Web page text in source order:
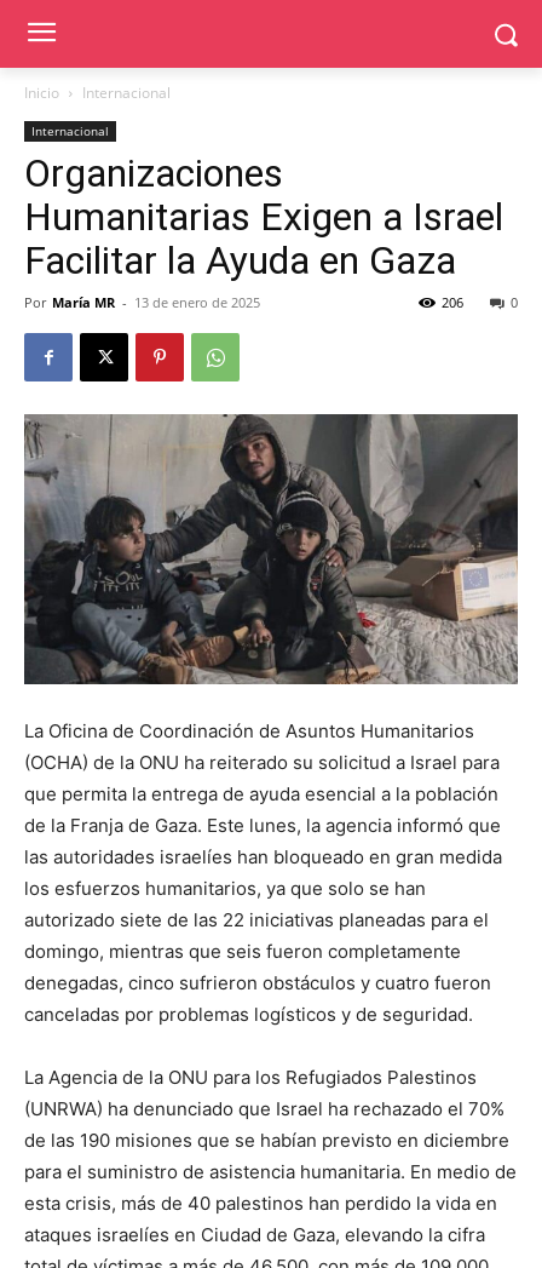
Inicio Internacional
Internacional
Organizaciones
Humanitarias Exigen a Israel
Facilitar la Ayuda en Gaza
Por María MR - 13 de enero de 2025 0
206
La Oficina de Coordinación de Asuntos Humanitarios
(OCHA) de la ONU ha reiterado su solicitud a Israel para
que permita la entrega de ayuda esencial a la población
de la Franja de Gaza. Este lunes, la agencia informó que
las autoridades israelíes han bloqueado en gran medida
los esfuerzos humanitarios, ya que solo se han
autorizado siete de las 22 iniciativas planeadas para el
domingo, mientras que seis fueron completamente
denegadas, cinco sufrieron obstáculos y cuatro fueron
canceladas por problemas logísticos y de seguridad.
La Agencia de la ONU para los Refugiados Palestinos
(UNRWA) ha denunciado que Israel ha rechazado el 70%
de las 190 misiones que se habían previsto en diciembre
para el suministro de asistencia humanitaria. En medio de
esta crisis, más de 40 palestinos han perdido la vida en
ataques israelíes en Ciudad de Gaza, elevando la cifra